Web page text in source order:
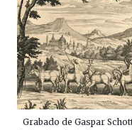
Grabado de Gaspar